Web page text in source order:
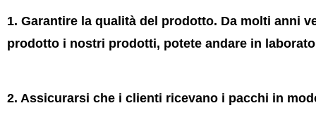
1. Garantire la qualità del prodotto. Da molti anni
prodotto i nostri prodotti, potete andare in
2. Assicurarsi che i clienti ricevano i pacchi in